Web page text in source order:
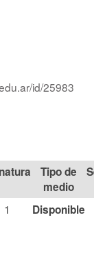
id/25983
Tipo de
medio
1 Disponible